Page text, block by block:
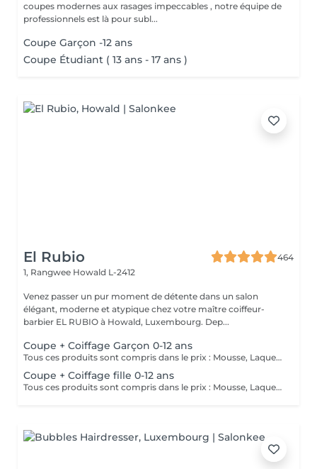
coupes modernes aux rasages impeccables , notre équipe de
professionnels est là pour subl...
Coupe Garçon -12 ans
Coupe Étudiant ( 13 ans - 17 ans )
El Rubio
464
1, Rangwee Howald L-2412
Venez passer un pur moment de détente dans un salon
élégant, moderne et atypique chez votre maître coiffeur-
barbier EL RUBIO à Howald, Luxembourg. Dep...
Coupe + Coiffage Garçon 0-12 ans
Tous ces produits sont compris dans le prix : Mousse, Laque, Gel, Soin démêlant, Shampoing spécifique. Tous les produits que nous utilisons sont des produits de qualité professionnelle.
Coupe + Coiffage fille 0-12 ans
Tous ces produits sont compris dans le prix : Mousse, Laque, Gel, Soin démêlant, Shampoing spécifique. Tous les produits que nous utilisons sont des produits de qualité professionnelle.